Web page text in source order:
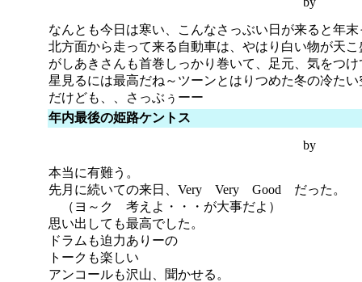
なんとも今日は寒い、こんなさっぶい日が来ると年
北方面から走って来る自動車は、やはり白い物が天こ
がしあきさんも首巻しっかり巻いて、足元、気をつ
星見るには最高だね～ツーンとはりつめた冬の冷たい
だけども、、さっぶぅーー
年内最後の姫路ケントス
by
本当に有難う。
先月に続いての来日、Very Very Good だった。
（ヨ～ク 考えよ・・・が大事だよ）
思い出しても最高でした。
ドラムも迫力ありーの
トークも楽しい
アンコールも沢山、聞かせる。